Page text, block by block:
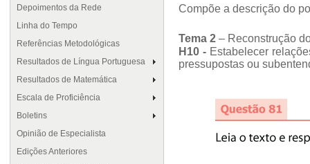
Depoimentos da Rede
Linha do Tempo
Referências Metodológicas
Resultados de Língua Portuguesa
Resultados de Matemática
Escala de Proficiência
Boletins
Opinião de Especialista
Edições Anteriores
Compõe a descrição do
Tema 2 – Reconstrução
H10 - Estabelecer
pressupostas ou